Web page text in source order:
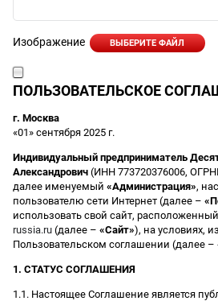
Изображение ВЫБЕРИТЕ ФАЙЛ
ПОЛЬЗОВАТЕЛЬСКОЕ
г. Москва
«01» сентября 2025 г.
Индивидуальный предприниматель
Александрович (ИНН 773720376006,
далее именуемый «Администрация»,
пользователю сети Интернет (далее –
использовать свой сайт,
russia.ru (далее – «Сайт»), на условиях,
Пользовательском соглашении (далее –
1. СТАТУС СОГЛАШЕНИЯ
1.1. Настоящее Соглашение является